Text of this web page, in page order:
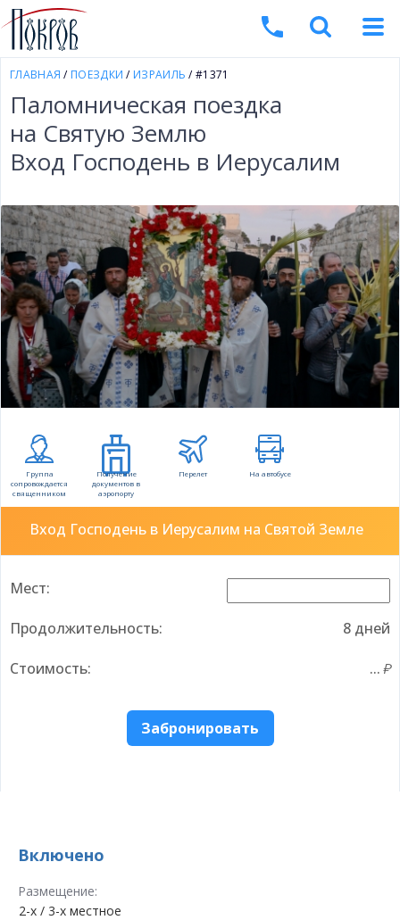
ГЛАВНАЯ / ПОЕЗДКИ / ИЗРАИЛЬ / #1371
Паломническая поездка
на Святую Землю
Вход Господень в Иерусалим
Группа
сопровождается
священником
Получение
документов в
аэропорту
Перелет На автобусе
Вход Господень в Иерусалим на Святой Земле
Мест:
Продолжительность: 8 дней
Стоимость: ...
Забронировать
Включено
Размещение:
2-х / 3-х местное